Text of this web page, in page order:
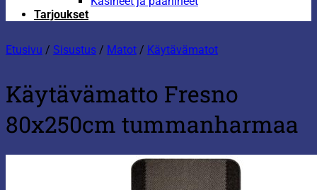
Tarjoukset
Etusivu / Sisustus / Matot / Käytävämatot
Käytävämatto Fresno
80x250cm tummanharmaa